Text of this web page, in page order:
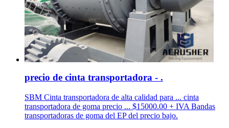
precio de cinta transportadora - .
SBM Cinta transportadora de alta calidad para ... cinta
transportadora de goma precio ... $15000.00 + IVA Bandas
transportadoras de goma del EP del precio bajo.